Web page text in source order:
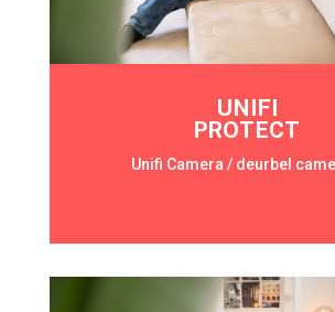
UNIFI
PROTECT
Unifi Camera / deurbel